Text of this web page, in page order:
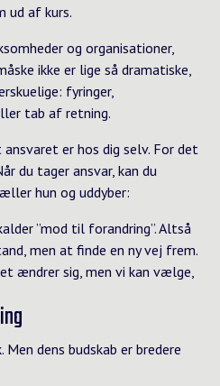
ud af kurs.
og organisationer,
ikke er lige så dramatiske,
fyringer,
tab af retning.
er hos dig selv. For det
du tager ansvar, kan du
hun og uddyber:
”mod til forandring”. Altså
men at finde en ny vej frem.
ændrer sig, men vi kan vælge,
dens budskab er bredere